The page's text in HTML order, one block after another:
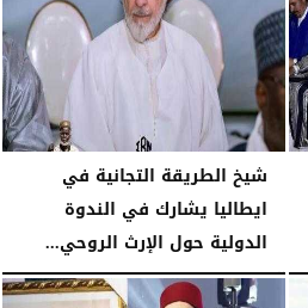
شيخ الطريقة التجانية في
ايطاليا يشارك في الندوة
الدولية حول الإرث الروحي...
الجمعة، 12 يونيو 2026 02:30 صـ